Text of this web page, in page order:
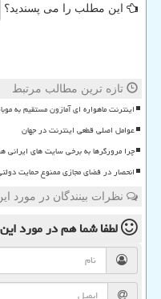
این مطلب را می پسندید؟
تازه ترین مطالب مرتبط
اینترنت ماهواره ای آمازون مستقیم به
عوامل اصلی قطعی اینترنت در جهان
چرا مرورگرها به برخی سایت های ایرانی
انحصار در فضای مجازی ممنوع حمایت
نظرات بینندگان در مورد
لطفا شما همدر مورد